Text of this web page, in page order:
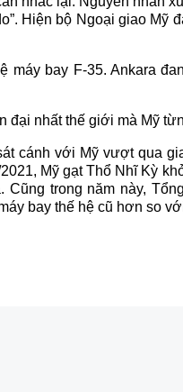
Hiện bộ Ngoại giao Mỹ
máy bay F-35. Ankara
đại nhất thế giới mà Mỹ
cánh với Mỹ vượt qua
Mỹ gạt Thổ Nhĩ Kỳ
trong năm này,
bay thế hệ cũ hơn so